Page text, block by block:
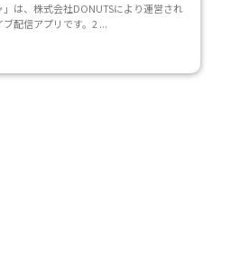
」は、株式会社DONUTSにより運営され
ブ配信アプリです。2 ...